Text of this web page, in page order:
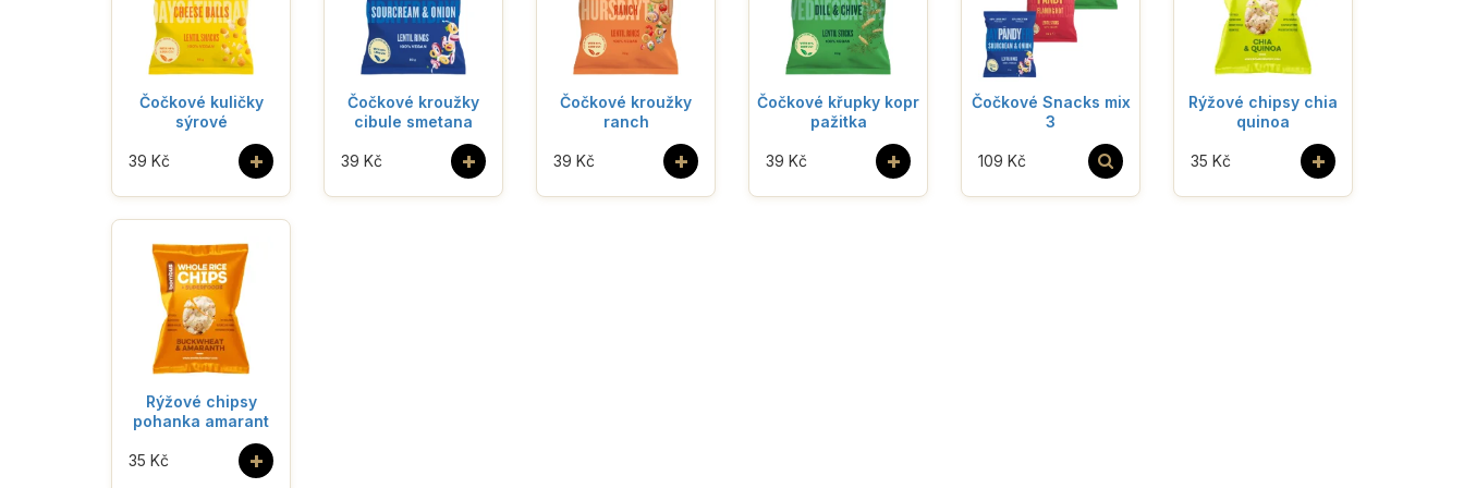
Čočkové kuličky
sýrové
+
39 Kč
Čočkové kroužky
cibule smetana
+
39 Kč
Čočkové kroužky
ranch
+
39 Kč
Čočkové křupky kopr
pažitka
+
39 Kč
Čočkové Snacks mix
3
109 Kč
Rýžové chipsy chia
quinoa
+
35 Kč
Rýžové chipsy
pohanka amarant
+
35 Kč